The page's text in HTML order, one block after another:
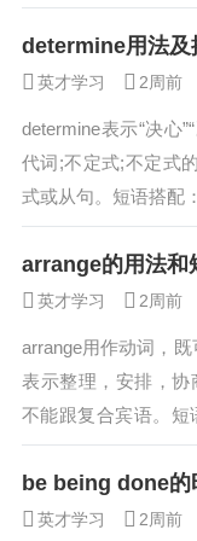
点不同。...
determine用法及
英才学习 2周前
determine表示“决心
代词;不定式;不定式
式或从句。短语搭配
ermi...
arrange的用法和
英才学习 2周前
arrange用作动词，
表示整理，安排，协
不能跟复合宾语。短
with。arrange的...
be being done的
英才学习 2周前